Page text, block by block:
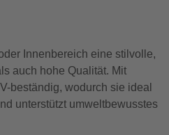
Innenbereich eine stilvolle,
auch hohe Qualität. Mit
beständig, wodurch sie ideal
unterstützt umweltbewusstes